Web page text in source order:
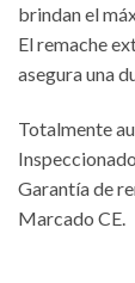
brindan el
El remache
asegura una
Totalmente
Garantía de
Marcado CE.